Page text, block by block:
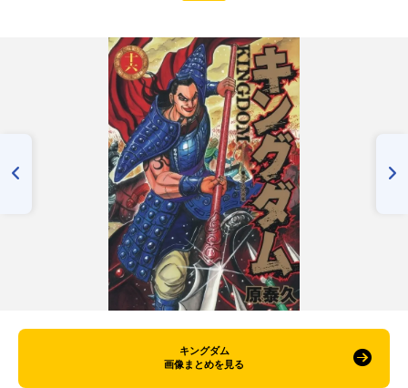
キングダム
画像まとめを見る